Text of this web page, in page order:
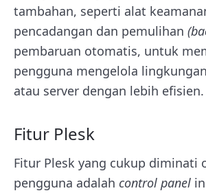
tambahan, seperti alat
pencadangan dan pemulihan
pembaruan otomatis, untuk
pengguna mengelola
atau server dengan lebih efisien.
Fitur Plesk
Fitur Plesk yang cukup diminati
pengguna adalah control panel